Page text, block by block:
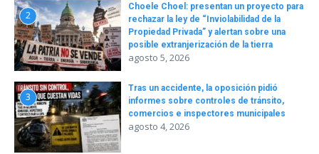
2
Choele Choel: presentan un proyecto para
rechazar la ley de “Inviolabilidad de la
Propiedad Privada” y alertan sobre una
posible extranjerización de la tierra
agosto 5, 2026
3
Tras un accidente, la oposición pidió
informes sobre controles de tránsito,
comercios e inspectores municipales
agosto 4, 2026